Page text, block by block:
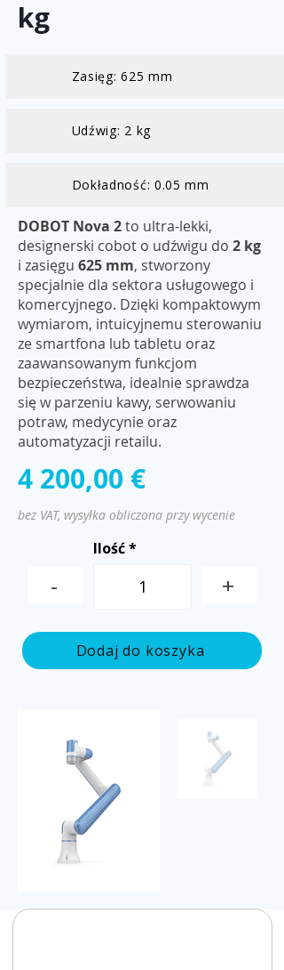
kg
Zasięg: 625 mm
Udźwig: 2 kg
Dokładność: 0.05 mm
DOBOT Nova 2to ultra-lekki,
designerski cobot o udźwigu do 2 kg
i zasięgu 625 mm, stworzony
specjalnie dla sektora usługowego i
komercyjnego. Dzięki kompaktowym
wymiarom, intuicyjnemu sterowaniu
ze smartfona lub tabletu oraz
zaawansowanym funkcjom
bezpieczeństwa, idealnie sprawdza
się w parzeniu kawy, serwowaniu
potraw, medycynie oraz
automatyzacji retailu.
4 200,00 €
bez VAT, wysyłka obliczona przy wycenie
-
Ilość
+
Dodaj do koszyka